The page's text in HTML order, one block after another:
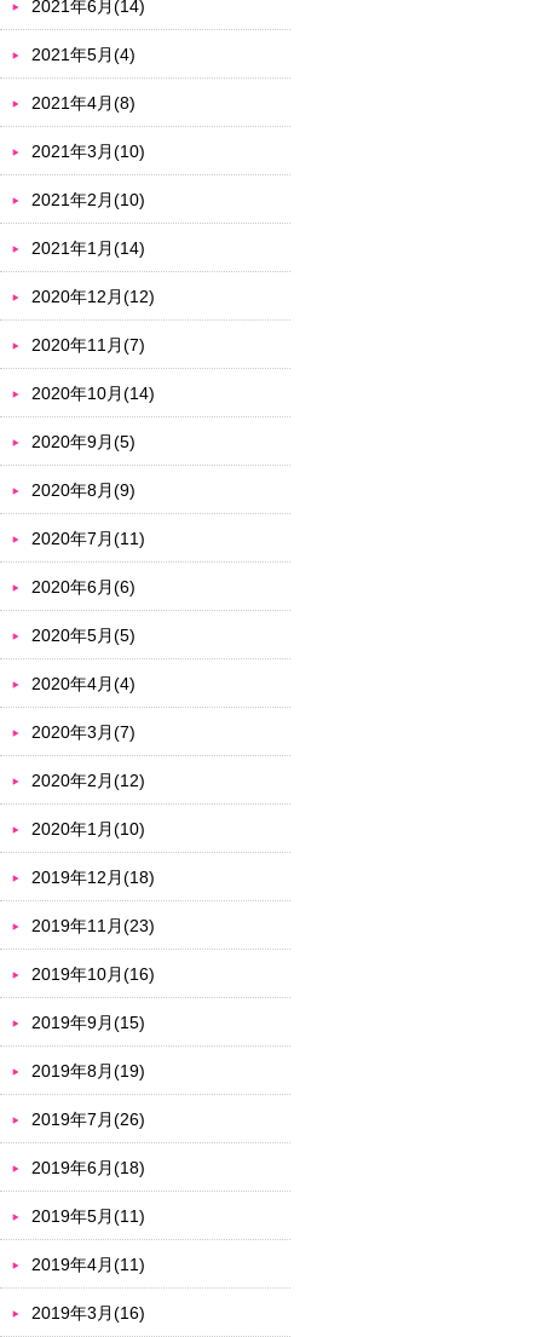
2021年6月(14)
2021年5月(4)
2021年4月(8)
2021年3月(10)
2021年2月(10)
2021年1月(14)
2020年12月(12)
2020年11月(7)
2020年10月(14)
2020年9月(5)
2020年8月(9)
2020年7月(11)
2020年6月(6)
2020年5月(5)
2020年4月(4)
2020年3月(7)
2020年2月(12)
2020年1月(10)
2019年12月(18)
2019年11月(23)
2019年10月(16)
2019年9月(15)
2019年8月(19)
2019年7月(26)
2019年6月(18)
2019年5月(11)
2019年4月(11)
2019年3月(16)